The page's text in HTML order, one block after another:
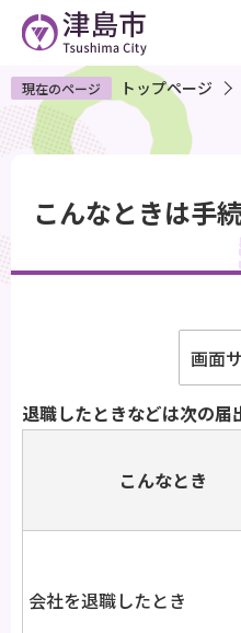
ペ
ー
ジ
で
す
現在のページ トップページ
こんなときは手
画面
退職したときなどは次の届
こんなとき
会社を退職したとき